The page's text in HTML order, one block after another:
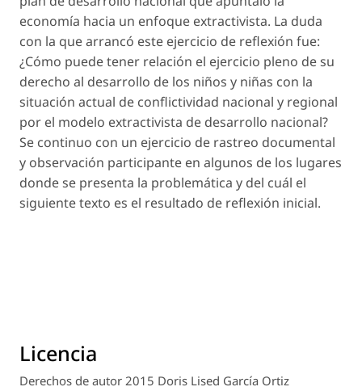
economía hacia un enfoque extractivista. La duda
con la que arrancó este ejercicio de reflexión fue:
¿Cómo puede tener relación el ejercicio pleno de su
derecho al desarrollo de los niños y niñas con la
situación actual de conflictividad nacional y regional
por el modelo extractivista de desarrollo nacional?
Se continuo con un ejercicio de rastreo documental
y observación participante en algunos de los lugares
donde se presenta la problemática y del cuál el
siguiente texto es el resultado de reflexión inicial.
Licencia
Derechos de autor 2015 Doris Lised García Ortiz